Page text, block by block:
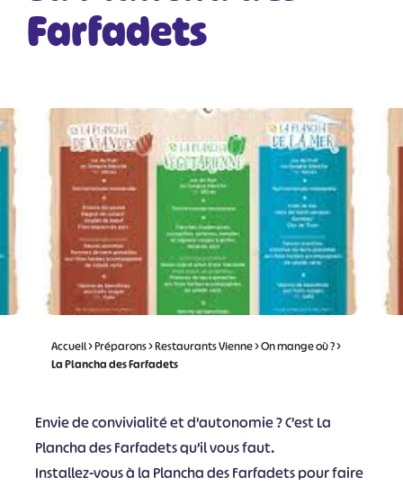
Farfadets
Accueil>Préparons>Restaurants Vienne>On mange où ?>
La Plancha des Farfadets
Envie de convivialité et d’autonomie ? C’est La
Plancha des Farfadets qu’il vous faut.
Installez-vous à la Plancha des Farfadets pour faire